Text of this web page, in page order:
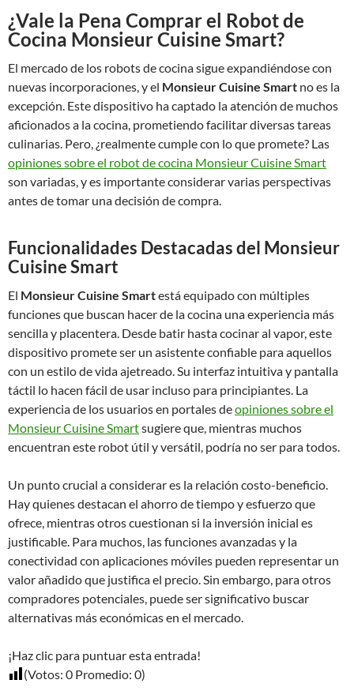
¿Vale la Pena Comprar el Robot de
Cocina Monsieur Cuisine Smart?
El mercado de los robots de cocina sigue expandiéndose con
nuevas incorporaciones, y el Monsieur Cuisine Smart no es la
excepción. Este dispositivo ha captado la atención de muchos
aficionados a la cocina, prometiendo facilitar diversas tareas
culinarias. Pero, ¿realmente cumple con lo que promete? Las
opiniones sobre el robot de cocina Monsieur Cuisine Smart
son variadas, y es importante considerar varias perspectivas
antes de tomar una decisión de compra.
Funcionalidades Destacadas del Monsieur
Cuisine Smart
El Monsieur Cuisine Smartestá equipado con múltiples
funciones que buscan hacer de la cocina una experiencia más
sencilla y placentera. Desde batir hasta cocinar al vapor, este
dispositivo promete ser un asistente confiable para aquellos
con un estilo de vida ajetreado. Su interfaz intuitiva y pantalla
táctil lo hacen fácil de usar incluso para principiantes. La
experiencia de los usuarios en portales deopiniones sobre el
Monsieur Cuisine Smartsugiere que, mientras muchos
encuentran este robot útil y versátil, podría no ser para todos.
Un punto crucial a considerar es la relación costo-beneficio.
Hay quienes destacan el ahorro de tiempo y esfuerzo que
ofrece, mientras otros cuestionan si la inversión inicial es
justificable. Para muchos, las funciones avanzadas y la
conectividad con aplicaciones móviles pueden representar un
valor añadido que justifica el precio. Sin embargo, para otros
compradores potenciales, puede ser significativo buscar
alternativas más económicas en el mercado.
¡Haz clic para puntuar esta entrada!
(Votos: 0 Promedio: 0)